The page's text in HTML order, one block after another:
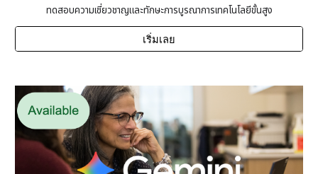
ทดสอบความเชี่ยวชาญและทักษะการบูรณาการเทคโนโลยีขั้นสูง
เริ่มเลย